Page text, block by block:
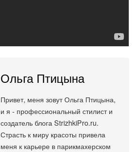
Ольга Птицына
Привет, меня зовут Ольга Птицына,
и я - профессиональный стилист и
создатель блога StrizhkiPro.ru.
Страсть к миру красоты привела
меня к карьере в парикмахерском